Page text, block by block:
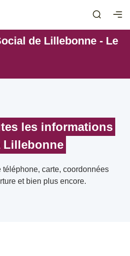
de Lillebonne - Le
les informations
Lillebonne
téléphone, carte, coordonnées
et bien plus encore.